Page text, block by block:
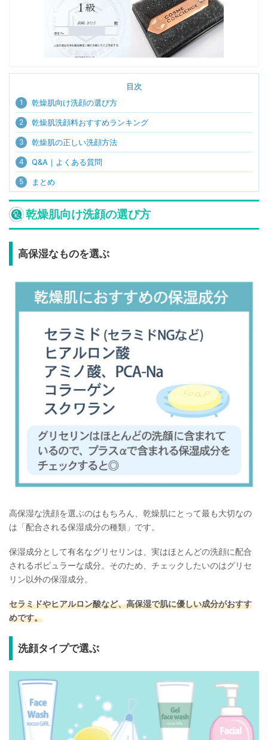
目次
1 乾燥肌向け洗顔の選び方
2 乾燥肌洗顔料おすすめランキング
3 乾燥肌の正しい洗顔方法
4 Q&A｜よくある質問
5 まとめ
乾燥肌向け洗顔の選び方
高保湿なものを選ぶ
高保湿な洗顔を選ぶのはもちろん、乾燥肌にとって最も大切なの
は「配合される保湿成分の種類」です。
保湿成分として有名なグリセリンは、実はほとんどの洗顔に配合
されるポピュラーな成分。そのため、チェックしたいのはグリセ
リン以外の保湿成分。
セラミドやヒアルロン酸など、高保湿で肌に優しい成分がおすす
めです。
洗顔タイプで選ぶ